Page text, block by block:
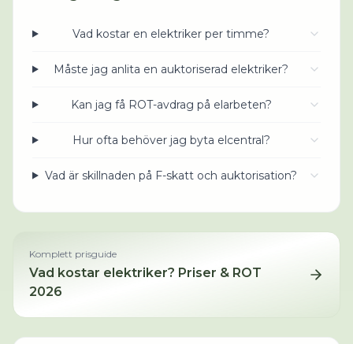
Vad kostar en elektriker per timme?
Måste jag anlita en auktoriserad elektriker?
Kan jag få ROT-avdrag på elarbeten?
Hur ofta behöver jag byta elcentral?
Vad är skillnaden på F-skatt och auktorisation?
Komplett prisguide
Vad kostar elektriker? Priser & ROT
2026